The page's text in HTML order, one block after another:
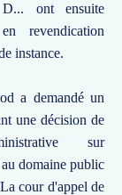
ont ensuite
revendication
instance.
a demandé un
une décision de
sur
domaine public
cour d'appel de